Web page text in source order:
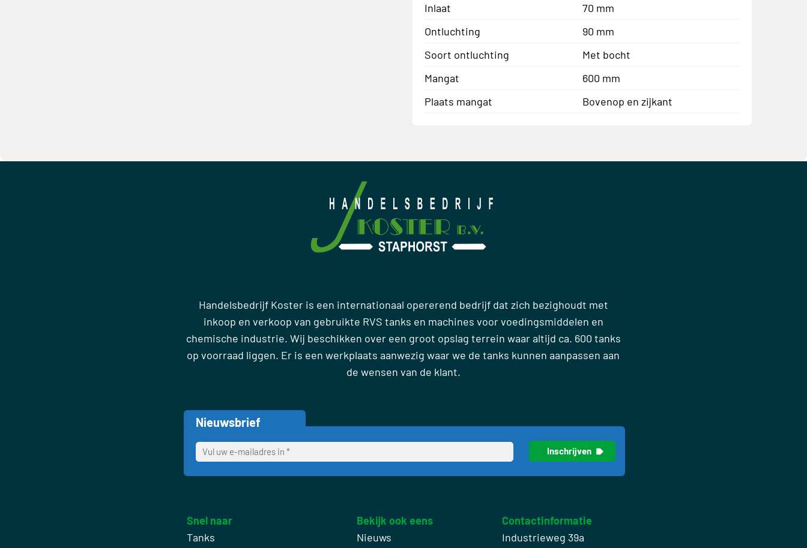
Inlaat
70 mm
Ontluchting
90 mm
Soort ontluchting
Met bocht
Mangat
600 mm
Plaats mangat
Bovenop en zijkant
Handelsbedrijf Koster is een internationaal opererend bedrijf dat zich bezighoudt met
inkoop en verkoop van gebruikte RVS tanks en machines voor voedingsmiddelen en
chemische industrie. Wij beschikken over een groot opslag terrein waar altijd ca. 600 tanks
op voorraad liggen. Er is een werkplaats aanwezig waar we de tanks kunnen aanpassen aan
de wensen van de klant.
Nieuwsbrief
Snel naar
Tanks
Bekijk ook eens
Nieuws
Contactinformatie
Industrieweg 39a